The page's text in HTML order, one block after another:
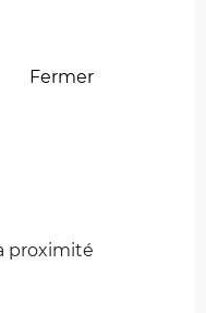
Fermer
proximité